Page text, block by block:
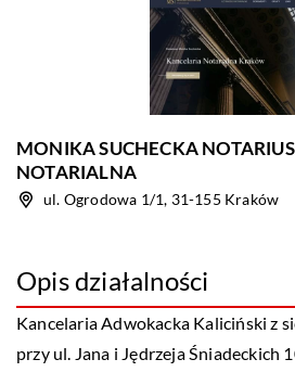
MONIKA SUCHECKA
NOTARIALNA
ul. Ogrodowa 1/1, 31-155 Kraków
Opis działalności
Kancelaria Adwokacka Kaliciński z
przy ul. Jana i Jędrzeja Śniadeckich